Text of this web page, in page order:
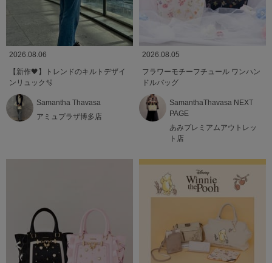
2026.08.06
【新作🖤】トレンドのキルトデザイ
ンリュック🫧
Samantha Thavasa
アミュプラザ博多店
2026.08.05
フラワーモチーフチュール ワンハン
ドルバッグ
SamanthaThavasa NEXT
PAGE
あみプレミアムアウトレッ
ト店